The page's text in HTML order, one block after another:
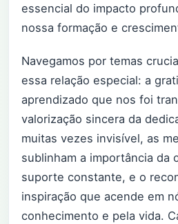
essencial do impacto
nossa formação e
Navegamos por temas
essa relação especial: a
aprendizado que nos foi
valorização sincera da
muitas vezes invisível, as
sublinham a importância da
suporte constante, e o
inspiração que acende em
conhecimento e pela vida.